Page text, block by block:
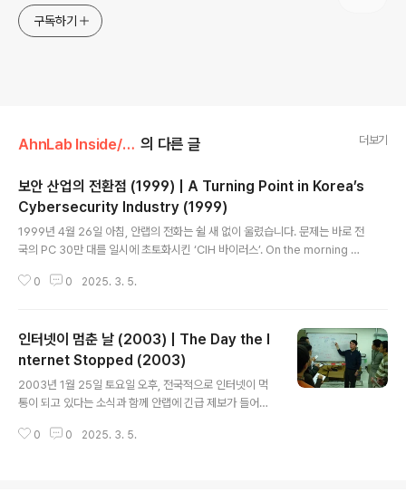
구독하기
AhnLab Inside/AhnLab History 의 다른 글 더보기
보안 산업의 전환점 (1999) | A Turning Point in Korea’s
Cybersecurity Industry (1999)
1999년 4월 26일 아침, 안랩의 전화는 쉴 새 없이 울렸습니다. 문제는 바로 전
국의 PC 30만 대를 일시에 초토화시킨 ‘CIH 바이러스’. On the morning of
s the "CIH virus", which instantly crippled over 300,000 PCs acro
지 못했습니다. Even before the incident, AhnLab had publicly warn
ed about the need to..
0 0 2025. 3. 5.
인터넷이 멈춘 날 (2003) | The Day the I
nternet Stopped (2003)
2003년 1월 25일 토요일 오후, 전국적으로 인터넷이 먹
통이 되고 있다는 소식과 함께 안랩에 긴급 제보가 들어왔
는 제보였습니다. 안랩의 보안 전문가들은 즉시 KIDC(인
0 0 2025. 3. 5.